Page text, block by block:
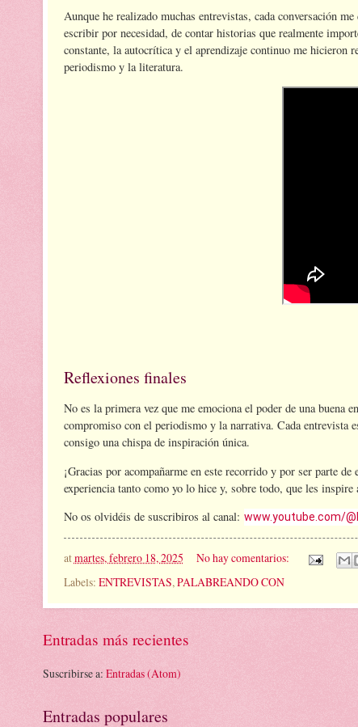
Aunque he realizado muchas entrevistas, cada conversación
escribir por necesidad, de contar historias que realmente
constante, la autocrítica y el aprendizaje continuo me hicieron
periodismo y la literatura.
Reflexiones finales
No es la primera vez que me emociona el poder de una
compromiso con el periodismo y la narrativa. Cada entrevista
consigo una chispa de inspiración única.
¡Gracias por acompañarme en este recorrido y por ser parte
experiencia tanto como yo lo hice y, sobre todo, que les
No os olvidéis de suscribiros al canal: www.youtube.com/
atmartes, febrero 18, 2025
No hay comentarios:
Labels: ENTREVISTAS,PALABREANDO CON
Entradas más recientes
Suscribirse a: Entradas (Atom)
Entradas populares